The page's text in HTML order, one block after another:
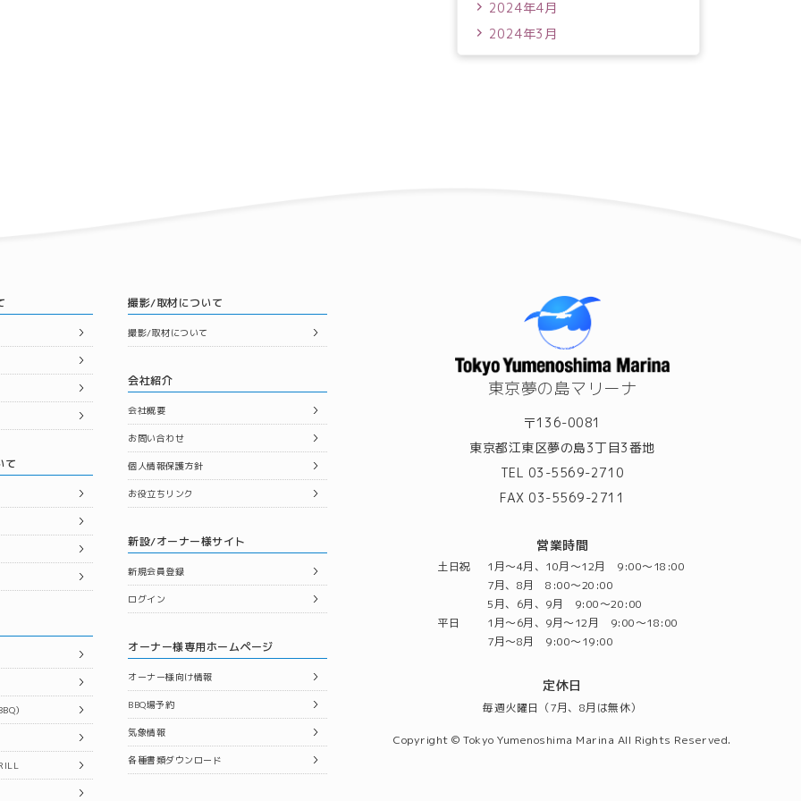
2024年4月
2024年3月
て
）
撮影/取材について
撮影/取材について
会社紹介
会社概要
お問い合わせ
個人情報保護方針
お役立ちリンク
新設/オーナー様サイト
新規会員登録
ログイン
オーナー様専用ホームページ
オーナー様向け情報
BBQ場予約
気象情報
各種書類ダウンロード
東京夢の島マリーナ
〒136-0081
東京都江東区夢の島3丁目3番地
TEL 03-5569-2710
FAX 03-5569-2711
営業時間
土日祝
1月～4月、10月～12月 9:00～18:00
7月、8月 8:00～20:00
5月、6月、9月 9:00～20:00
平日
1月～6月、9月～12月 9:00～18:00
7月～8月 9:00～19:00
定休日
毎週火曜日（7月、8月は無休）
Copyright © Tokyo Yumenoshima Marina All Rights Reserved.